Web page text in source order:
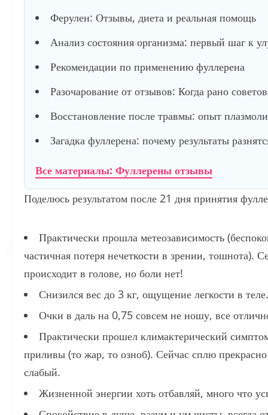
Ферулен: Отзывы, диета и реальная помощь
Анализ состояния организма: первый шаг к
Рекомендации по применению фуллерена
Разочарование от отзывов: Когда рано
Восстановление после травмы: опыт
Загадка фуллерена: почему результаты
Все материалы: Фуллерены отзывы
Поделюсь результатом после 21 дня принятия
Практически прошла метеозависимость
частичная потеря нечеткости в зрении, тошнота).
происходит в голове, но боли нет!
Снизился вес до 3 кг, ощущение легкости в теле.
Очки в даль на 0,75 совсем не ношу, все
Практически прошел климактерический
приливы (то жар, то озноб). Сейчас сплю
слабый.
Жизненной энергии хоть отбавляй, много что